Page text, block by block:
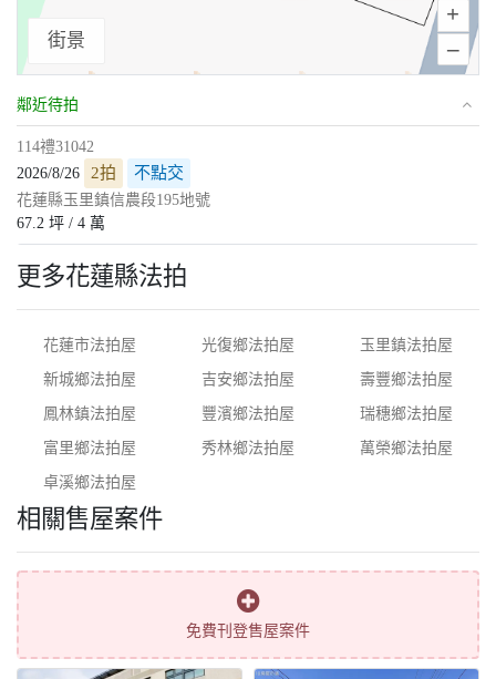
+
–
街景
鄰近待拍
114禮31042
2026/8/26
2拍 不點交
花蓮縣玉里鎮信農段195地號
67.2 坪 / 4 萬
更多花蓮縣法拍
花蓮市法拍屋 光復鄉法拍屋 玉里鎮法拍屋
新城鄉法拍屋 吉安鄉法拍屋 壽豐鄉法拍屋
鳳林鎮法拍屋 豐濱鄉法拍屋 瑞穗鄉法拍屋
富里鄉法拍屋 秀林鄉法拍屋 萬榮鄉法拍屋
卓溪鄉法拍屋
相關售屋案件
免費刊登售屋案件